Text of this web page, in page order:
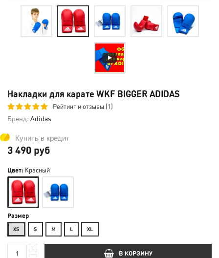
Накладки для карате WKF BIGGER ADIDAS
Рейтинг и отзывы (1)
Бренд: Adidas
Купить в кредит
3 490 руб
Цвет: Красный
Размер
XS S М L XL
В КОРЗИНУ